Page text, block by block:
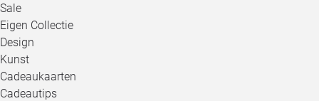
Sale
Eigen Collectie
Design
Kunst
Cadeaukaarten
Cadeautips